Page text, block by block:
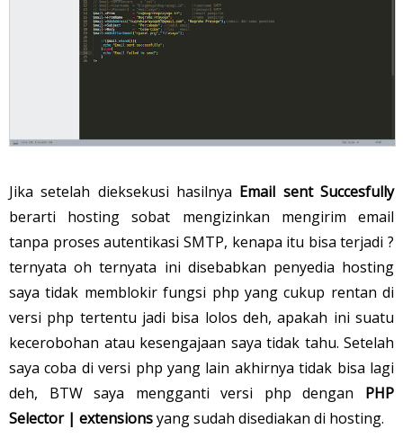
Jika setelah dieksekusi hasilnya Email sent Succesfully
berarti
hosting sobat mengizinkan mengirim email
tanpa proses autentikasi SMTP, kenapa itu bisa terjadi ?
ternyata oh ternyata ini disebabkan penyedia hosting
saya tidak memblokir fungsi php yang cukup rentan di
versi php tertentu jadi bisa lolos deh, apakah ini suatu
kecerobohan atau kesengajaan saya tidak tahu. Setelah
saya coba di versi php yang lain akhirnya tidak bisa lagi
deh, BTW saya mengganti versi php dengan PHP
Selector | extensionsyang sudah disediakan di hosting.